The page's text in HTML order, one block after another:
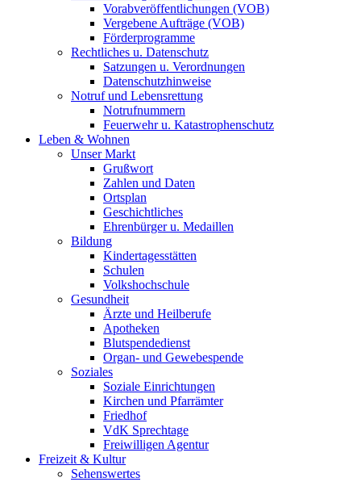
Vorabveröffentlichungen (VOB)
Vergebene Aufträge (VOB)
Förderprogramme
Rechtliches u. Datenschutz
Satzungen u. Verordnungen
Datenschutzhinweise
Notruf und Lebensrettung
Notrufnummern
Feuerwehr u. Katastrophenschutz
Leben & Wohnen
Unser Markt
Grußwort
Zahlen und Daten
Ortsplan
Geschichtliches
Ehrenbürger u. Medaillen
Bildung
Kindertagesstätten
Schulen
Volkshochschule
Gesundheit
Ärzte und Heilberufe
Apotheken
Blutspendedienst
Organ- und Gewebespende
Soziales
Soziale Einrichtungen
Kirchen und Pfarrämter
Friedhof
VdK Sprechtage
Freiwilligen Agentur
Freizeit & Kultur
Sehenswertes